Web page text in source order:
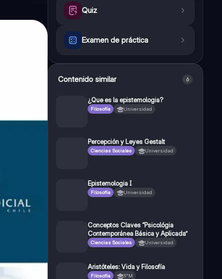
Quiz
Examen de práctica
Contenido similar 6
¿Que es la epistemologia?
Filosofía Universidad
Percepción y Leyes Gestalt
Ciencias Sociales Universidad
Epistemologia I
Filosofía Universidad
Conceptos Claves “Psicológia
Contemporánea Básica y Aplicada”
Ciencias Sociales Universidad
Aristóteles: Vida y Filosofía
Filosofía 3°M